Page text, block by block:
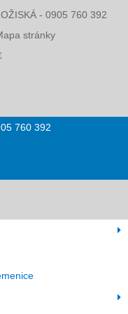
- 0905 760 392
stránky
760 392